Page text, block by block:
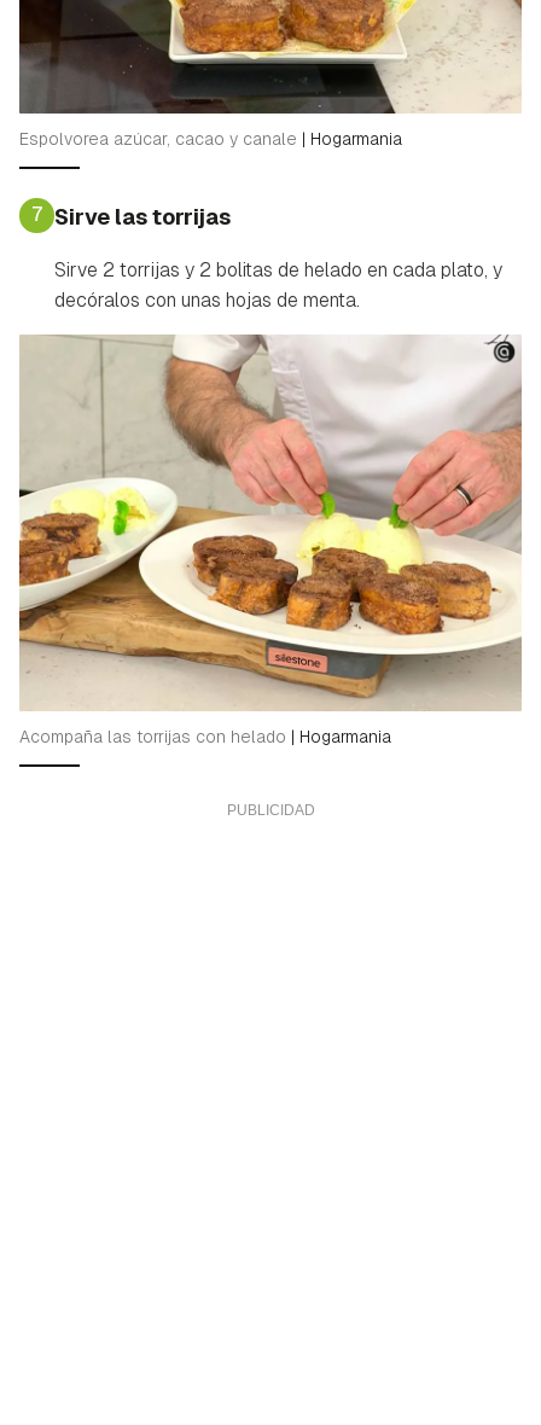
Espolvorea azúcar, cacao y canale | Hogarmania
7 Sirve las torrijas
Sirve 2 torrijas y 2 bolitas de helado en cada plato, y
decóralos con unas hojas de menta.
Acompaña las torrijas con helado | Hogarmania